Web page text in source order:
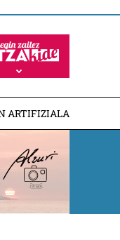
ARTIFIZIALA